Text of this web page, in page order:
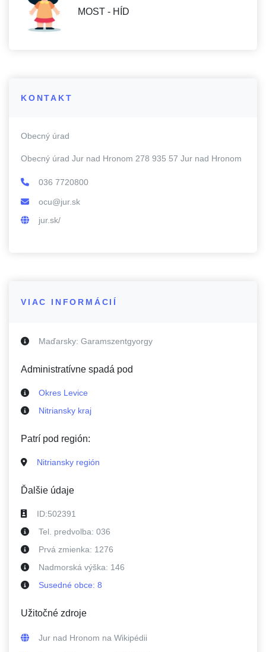
MOST - HÍD
KONTAKT
Obecný úrad
Obecný úrad Jur nad Hronom 278 935 57 Jur nad Hronom
036 7720800
ocu@jur.sk
jur.sk/
VIAC INFORMÁCIÍ
Maďarsky: Garamszentgyorgy
Administratívne spadá pod
Okres Levice
Nitriansky kraj
Patrí pod región:
Nitriansky región
Ďalšie údaje
ID:502391
Tel. predvolba: 036
Prvá zmienka: 1276
Nadmorská výška: 146
Susedné obce: 8
Užitočné zdroje
Jur nad Hronom na Wikipédii